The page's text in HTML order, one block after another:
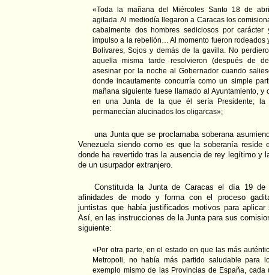
«Toda la mañana del Miércoles Santo 18 de
agitada. Al mediodía llegaron a Caracas los
cabalmente dos hombres sediciosos por
impulso a la rebelión… Al momento fueron rodeados
Bolívares, Sojos y demás de la gavilla. No
aquella misma tarde resolvieron (después de
asesinar por la noche al Gobernador cuando
donde incautamente concurría como un simple
mañana siguiente fuese llamado al Ayuntamiento,
en una Junta de la que él sería Presidente; la
permanecían alucinados los oligarcas»;
una Junta que se proclamaba soberana
Venezuela siendo como es que la soberanía reside
donde ha revertido tras la ausencia de rey legítimo y
de un usurpador extranjero.
Constituida la Junta de Caracas el día 19
afinidades de modo y forma con el proceso
juntistas que había justificados motivos para
Así, en las instrucciones de la Junta para sus
siguiente:
«Por otra parte, en el estado en que las más
Metropoli, no había más partido saludable para
exemplo mismo de las Provincias de España,